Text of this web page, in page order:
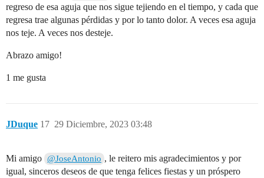
regreso de esa aguja que nos sigue tejiendo en el tiempo, y cada que
regresa trae algunas pérdidas y por lo tanto dolor. A veces esa aguja
nos teje. A veces nos desteje.
Abrazo amigo!
1 me gusta
JDuque 29 Diciembre, 2023 03:48
17
Mi amigo @JoseAntonio , le reitero mis agradecimientos y por
igual, sinceros deseos de que tenga felices fiestas y un próspero